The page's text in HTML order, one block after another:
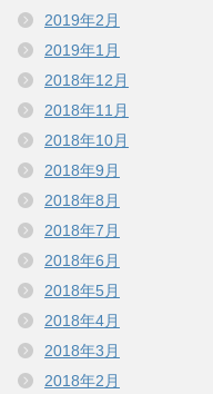
2019年2月
2019年1月
2018年12月
2018年11月
2018年10月
2018年9月
2018年8月
2018年7月
2018年6月
2018年5月
2018年4月
2018年3月
2018年2月